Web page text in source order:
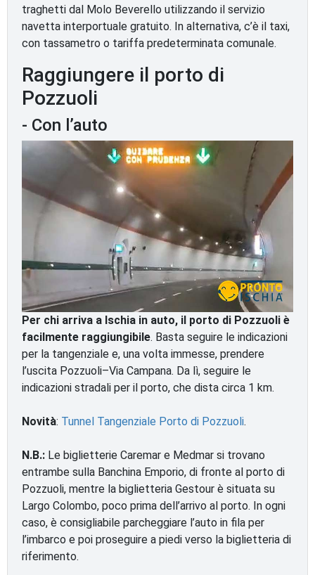
traghetti dal Molo Beverello utilizzando il servizio
navetta interportuale gratuito. In alternativa, c’è il taxi,
con tassametro o tariffa predeterminata comunale.
Raggiungere il porto di
Pozzuoli
- Con l’auto
Per chi arriva a Ischia in auto, il porto di Pozzuoli è
facilmente raggiungibile. Basta seguire le indicazioni
per la tangenziale e, una volta immesse, prendere
l’uscita Pozzuoli–Via Campana. Da lì, seguire le
indicazioni stradali per il porto, che dista circa 1 km.
Novità: Tunnel Tangenziale Porto di Pozzuoli.
N.B.: Le biglietterie Caremar e Medmar si trovano
entrambe sulla Banchina Emporio, di fronte al porto di
Pozzuoli, mentre la biglietteria Gestour è situata su
Largo Colombo, poco prima dell’arrivo al porto. In ogni
caso, è consigliabile parcheggiare l’auto in fila per
l’imbarco e poi proseguire a piedi verso la biglietteria di
riferimento.